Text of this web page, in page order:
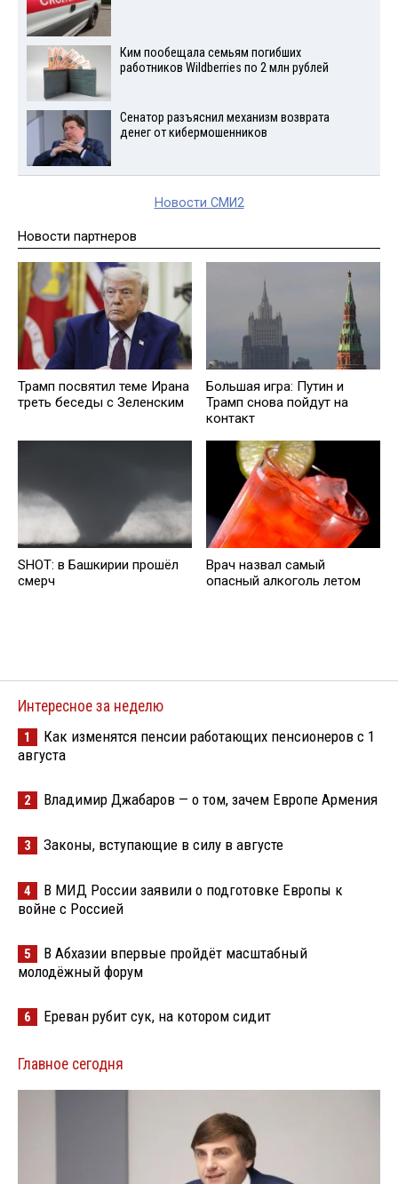
Ким пообещала семьям погибших
работников Wildberries по 2 млн рублей
Сенатор разъяснил механизм возврата
денег от кибермошенников
Новости СМИ2
Новости партнеров
Трамп посвятил теме Ирана
треть беседы с Зеленским
Большая игра: Путин и
Трамп снова пойдут на
контакт
SHOT: в Башкирии прошёл
смерч
Врач назвал самый
опасный алкоголь летом
Интересное за неделю
1
Как изменятся пенсии работающих пенсионеров с 1
августа
2 Владимир Джабаров — о том, зачем Европе Армения
3 Законы, вступающие в силу в августе
4
В МИД России заявили о подготовке Европы к
войне с Россией
5
В Абхазии впервые пройдёт масштабный
молодёжный форум
6 Ереван рубит сук, на котором сидит
Главное сегодня